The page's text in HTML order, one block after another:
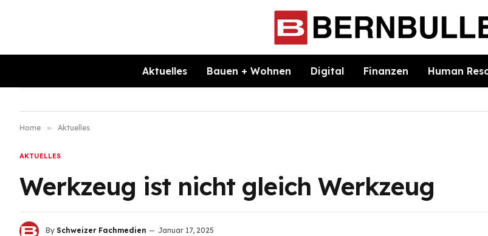
Aktuelles Bauen + Wohnen Digital Finanzen Human
Home » Aktuelles
AKTUELLES
Werkzeug ist nicht gleich Werkzeug
By Schweizer Fachmedien Januar 17, 2025